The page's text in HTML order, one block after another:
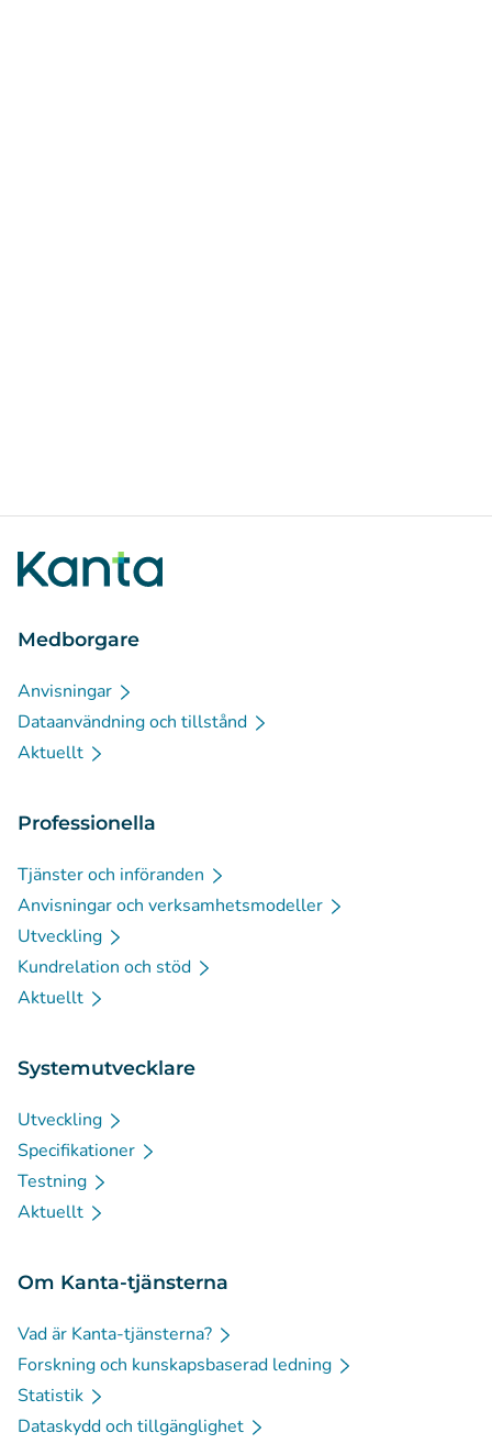
Medborgare
Anvisningar
Dataanvändning och tillstånd
Aktuellt
Professionella
Tjänster och införanden
Anvisningar och verksamhetsmodeller
Utveckling
Kundrelation och stöd
Aktuellt
Systemutvecklare
Utveckling
Specifikationer
Testning
Aktuellt
Om Kanta-tjänsterna
Vad är Kanta-tjänsterna?
Forskning och kunskapsbaserad ledning
Statistik
Dataskydd och tillgänglighet